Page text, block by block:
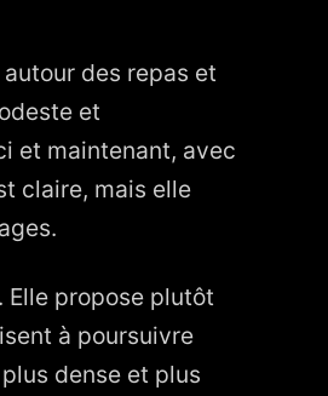
autour des repas et
et
et maintenant, avec
claire, mais elle
Elle propose plutôt
à poursuivre
dense et plus